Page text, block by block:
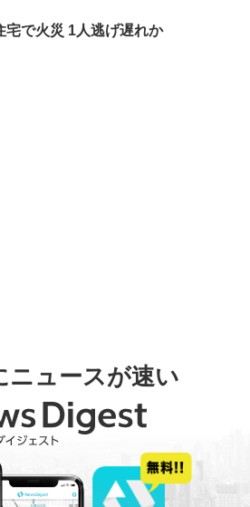
宅で火災 1人逃げ遅れか
ニュースが速い